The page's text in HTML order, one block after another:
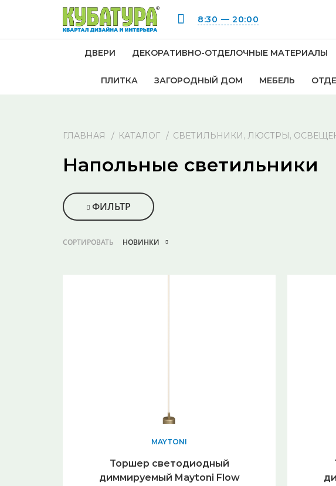
8:30 — 20:00
ДВЕРИ ДЕКОРАТИВНО-ОТДЕЛОЧНЫЕ МАТЕРИАЛЫ
ПЛИТКА ЗАГОРОДНЫЙ ДОМ МЕБЕЛЬ
ГЛАВНАЯ КАТАЛОГ СВЕТИЛЬНИКИ, ЛЮСТРЫ,
Напольные светильники
ФИЛЬТР
СОРТИРОВАТЬ НОВИНКИ
MAYTONI
Торшер светодиодный
диммируемый Maytoni Flow